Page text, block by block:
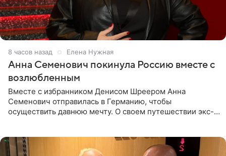
8 часов назад Елена Нужная
Анна Семенович покинула Россию вместе с
возлюбленным
Вместе с избранником Денисом Шреером Анна
Семенович отправилась в Германию, чтобы
осуществить давнюю мечту. О своем путешествии экс-